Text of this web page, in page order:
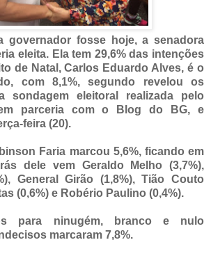
governador fosse hoje, a senadora
eleita. Ela tem 29,6% das intenções
de Natal, Carlos Eduardo Alves, é o
com 8,1%, segundo revelou os
sondagem eleitoral realizada pelo
parceria com o Blog do BG, e
feira (20).
Faria marcou 5,6%, ficando em
dele vem Geraldo Melho (3,7%),
General Girão (1,8%), Tião Couto
(0,6%) e Robério Paulino (0,4%).
para ninugém, branco e nulo
marcaram 7,8%.